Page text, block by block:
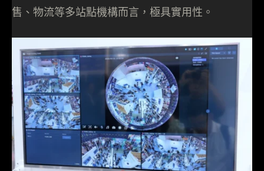
售、物流等多站點機構而言，極具實用性。